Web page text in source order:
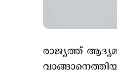
രാജ്യത്ത്